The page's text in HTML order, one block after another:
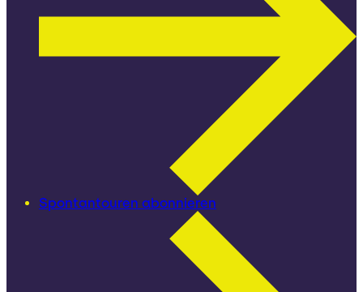
Spontantouren abonnieren